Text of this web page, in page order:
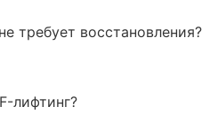
требует восстановления?
лифтинг?